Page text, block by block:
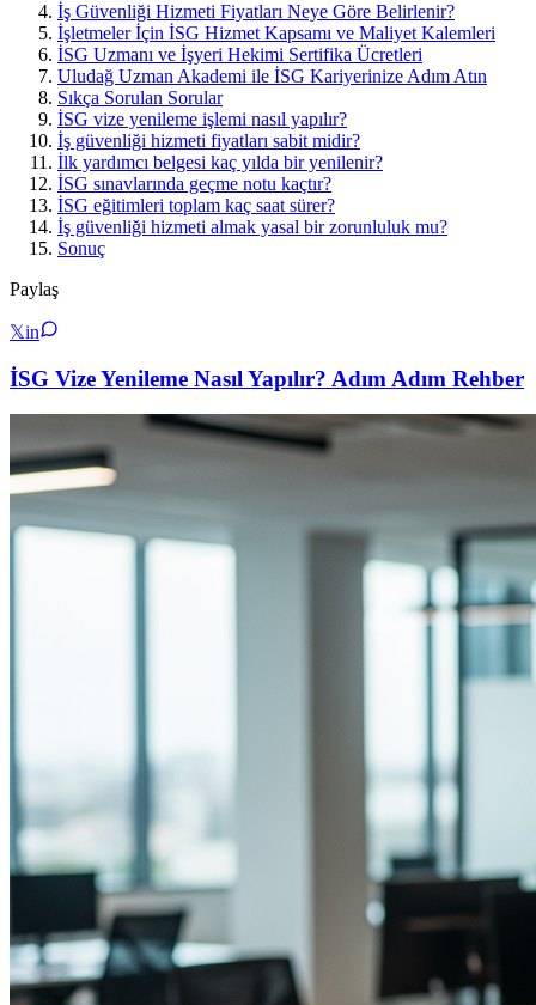
İş Güvenliği Hizmeti Fiyatları Neye Göre Belirlenir?
İşletmeler İçin İSG Hizmet Kapsamı ve Maliyet Kalemleri
İSG Uzmanı ve İşyeri Hekimi Sertifika Ücretleri
Uludağ Uzman Akademi ile İSG Kariyerinize Adım Atın
Sıkça Sorulan Sorular
İSG vize yenileme işlemi nasıl yapılır?
İş güvenliği hizmeti fiyatları sabit midir?
İlk yardımcı belgesi kaç yılda bir yenilenir?
İSG sınavlarında geçme notu kaçtır?
İSG eğitimleri toplam kaç saat sürer?
İş güvenliği hizmeti almak yasal bir zorunluluk mu?
Sonuç
Paylaş
𝕏in
İSG Vize Yenileme Nasıl Yapılır? Adım Adım Rehber